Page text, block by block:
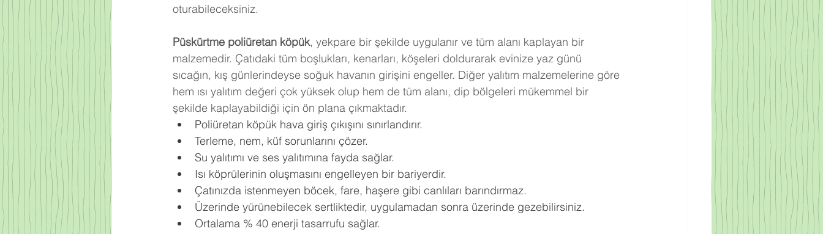
oturabileceksiniz.
Püskürtme poliüretan köpük, yekpare bir şekilde uygulanır ve tüm alanı kaplayan bir
malzemedir. Çatıdaki tüm boşlukları, kenarları, köşeleri doldurarak evinize yaz günü
sıcağın, kış günlerindeyse soğuk havanın girişini engeller. Diğer yalıtım malzemelerine göre
hem ısı yalıtım değeri çok yüksek olup hem de tüm alanı, dip bölgeleri mükemmel bir
şekilde kaplayabildiği için ön plana çıkmaktadır.
Poliüretan köpük hava giriş çıkışını sınırlandırır.
Terleme, nem, küf sorunlarını çözer.
Su yalıtımı ve ses yalıtımına fayda sağlar.
Isı köprülerinin oluşmasını engelleyen bir bariyerdir.
Çatınızda istenmeyen böcek, fare, haşere gibi canlıları barındırmaz.
Üzerinde yürünebilecek sertliktedir, uygulamadan sonra üzerinde gezebilirsiniz.
Ortalama % 40 enerji tasarrufu sağlar.